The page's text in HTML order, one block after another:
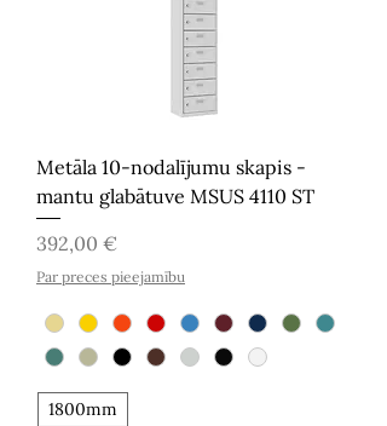
Metāla 10-nodalījumu skapis -
mantu glabātuve MSUS 4110 ST
Cena
392,00 €
Par preces pieejamību
1800mm